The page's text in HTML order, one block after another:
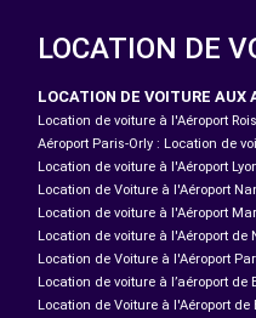
LOCATION DE
LOCATION DE VOITURE AUX
Location de voiture à l'Aéroport
Aéroport Paris-Orly : Location de
Location de voiture à l'Aéroport
Location de Voiture à l'Aéroport
Location de voiture à l'Aéroport
Location de voiture à l'Aéroport de
Location de Voiture à l'Aéroport
Location de voiture à l’aéroport
Location de Voiture à l'Aéroport